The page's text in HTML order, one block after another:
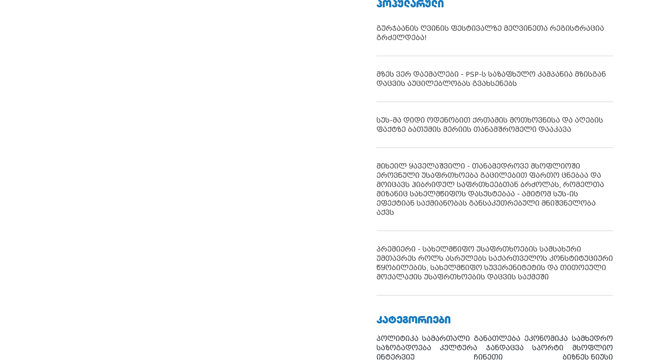
ᲞᲝᲞᲣᲚᲐᲠᲣᲚᲘ
გურჯაანის ღვინის ფესტივალზე მეღვინეთა რეგისტრაცია
გრძელდება!
მზეს ვერ დაემალები - PSP-ს საზაფხულო კამპანია მზისგან
დაცვის აუცილებლობას გვახსენებს
სუს-მა დიდი ოდენობით ქრთამის მოთხოვნისა და აღების
ფაქტზე ბათუმის მერიის თანამშრომელი დააკავა
მიხეილ ყაველაშვილი - თანამედროვე მსოფლიოში
ეროვნული უსაფრთხოება გაცილებით ფართო ცნებაა და
მოიცავს ჰიბრიდულ საფრთხეებთან ბრძოლას, რომელთა
მიზანიც სახელმწიფოს დასუსტებაა - ამიტომ სუს-ის
ეფექტიან საქმიანობას განსაკუთრებული მნიშვნელობა
აქვს
პრემიერი - სახელმწიფო უსაფრთხოების სამსახური
უმთავრეს როლს ასრულებს საქართველოს კონსტიტუციური
წყობილების, სახელმწიფო სუვერენიტეტის და თითოეული
მოქალაქის უსაფრთხოების დაცვის საქმეში
ᲙᲐᲢᲔᲒᲝᲠᲘᲔᲑᲘ
პოლიტიკა სამართალი განათლება ეკონომიკა სამხედრო
საზოგადოება
კულტურა ჯანდაცვა სპორტი
მსოფლიო
ინტერვიუ
ჩინეთი ბიზნეს ნიუსი